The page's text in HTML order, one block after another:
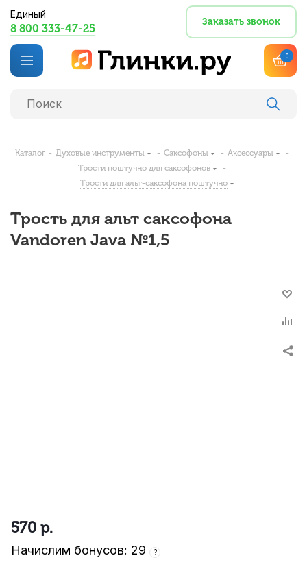
Единый
8 800 333-47-25
Заказать звонок
0
Каталог - Духовые инструменты - Саксофоны - Аксессуары
-
Трости поштучно для саксофонов
-
Трости для альт-саксофона поштучно
Трость для альт саксофона
Vandoren Java №1,5
570 р.
Начислим бонусов: 29 ?